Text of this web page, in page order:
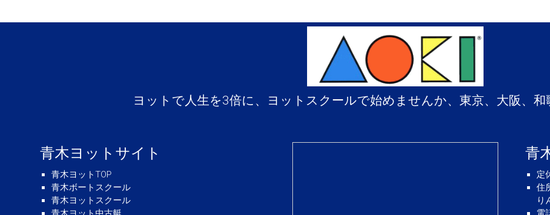
ヨットで人生を3倍に、ヨットスクールで始めませんか、東京、大阪、和
青木ヨットサイト
青木ヨットTOP
青木ボートスクール
青木ヨットスクール
青
定
住
り